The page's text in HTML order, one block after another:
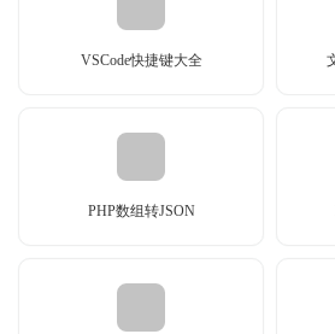
VSCode快捷键大全
PHP数组转JSON